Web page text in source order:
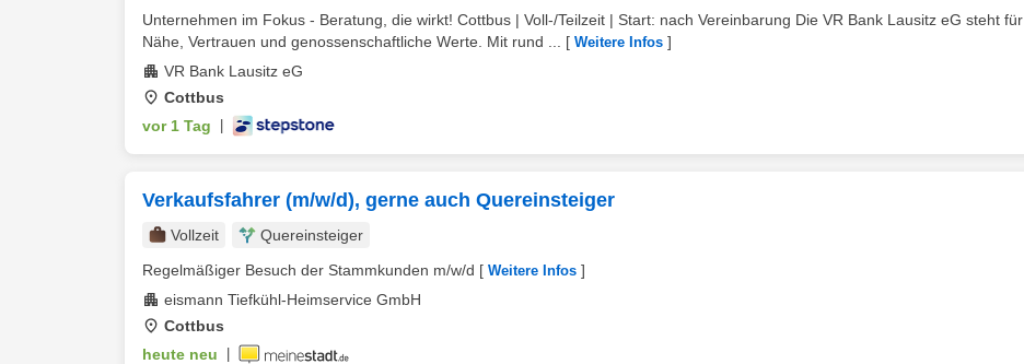
Unternehmen im Fokus - Beratung, die wirkt! Cottbus | Voll-/Teilzeit | Start: nach Vereinbarung Die VR Bank Lausitz eG steht für
Nähe, Vertrauen und genossenschaftliche Werte. Mit rund ...
[ Weitere Infos ]
VR Bank Lausitz eG
Cottbus
vor 1 Tag
Verkaufsfahrer (m/w/d), gerne auch Quereinsteiger
Vollzeit
Quereinsteiger
Regelmäßiger Besuch der Stammkunden m/w/d [ Weitere Infos ]
eismann Tiefkühl-Heimservice GmbH
Cottbus
heute neu